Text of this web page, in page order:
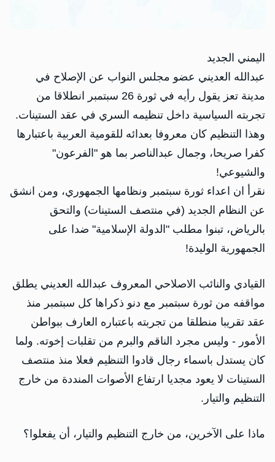
اليمني الجديد
عبدالله العديني عضو مجلس النواب عن الإصلاح في
مدينة تعز يقول رأيه في ثورة 26 سبتمبر انطلاقا من
تجربته السياسية داخل تنظيمه السري في عقد الستينات.
وهذا التنظيم كان معروفا بعدائه للقومية العربية باعتبارها
كفرا صريحا، وجمال عبدالناصر بما هو "الفرعون"
والشيوعي!
نقرأ ان اعداء ثورة سبتمبر ونظامها الجمهوري، ومن انشق
عن النظام الجديد (في منتصف الستينات) والتحق
بالرياض، تبنوا مطلب "الدولة الإسلامية" ضدا على
الجمهورية الوليدة!
القيادي والنائب الاصلاحي المعروف عبدالله العديني يطلق
مواقفه من ثورة سبتمبر مع دنو ذكراها كل سبتمبر منذ
عقد تقريبا منطلقا من تجربته باعتباره العارف ببواطن
الأمور - وليس مجرد الناقم والبرم من تقلبات إخوته. ولما
كان يستدل باسماء رجال قادوا التنظيم فعلا منذ منتصف
الستينات لا يعود مجديا ارتفاع الأصوات المنددة من خارج
التنظيم والتيار.
ماذا على الآخرين، من خارج التنظيم والتيار، أن يفعلوا؟